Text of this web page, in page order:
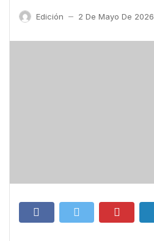
Edición — 2 De Mayo De 2026